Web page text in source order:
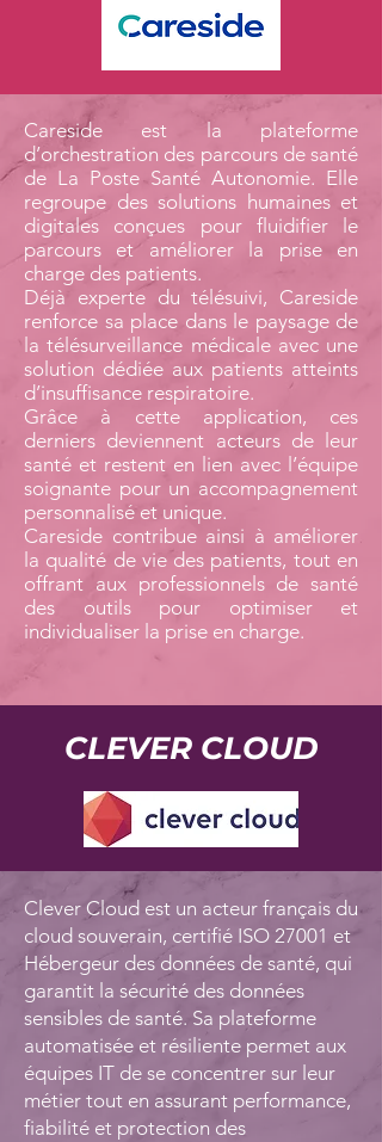
Careside est la plateforme
d’orchestration des parcours de santé
de La Poste Santé Autonomie. Elle
regroupe des solutions humaines et
digitales conçues pour fluidifier le
parcours et améliorer la prise en
charge des patients.
Déjà experte du télésuivi, Careside
renforce sa place dans le paysage de
la télésurveillance médicale avec une
solution dédiée aux patients atteints
d’insuffisance respiratoire.
Grâce à cette application, ces
derniers deviennent acteurs de leur
santé et restent en lien avec l’équipe
soignante pour un accompagnement
personnalisé et unique.
Careside contribue ainsi à améliorer
la qualité de vie des patients, tout en
offrant aux professionnels de santé
des outils pour optimiser et
individualiser la prise en charge.
CLEVER CLOUD
Clever Cloud est un acteur français du
cloud souverain, certifié ISO 27001 et
Hébergeur des données de santé, qui
garantit la sécurité des données
sensibles de santé. Sa plateforme
automatisée et résiliente permet aux
équipes IT de se concentrer sur leur
métier tout en assurant performance,
fiabilité et protection des